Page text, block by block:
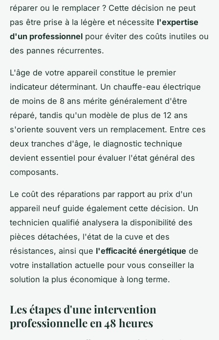
réparer ou le remplacer ? Cette décision ne peut
pas être prise à la légère et nécessite l'expertise
d'un professionnel pour éviter des coûts inutiles ou
des pannes récurrentes.
L'âge de votre appareil constitue le premier
indicateur déterminant. Un chauffe-eau électrique
de moins de 8 ans mérite généralement d'être
réparé, tandis qu'un modèle de plus de 12 ans
s'oriente souvent vers un remplacement. Entre ces
deux tranches d'âge, le diagnostic technique
devient essentiel pour évaluer l'état général des
composants.
Le coût des réparations par rapport au prix d'un
appareil neuf guide également cette décision. Un
technicien qualifié analysera la disponibilité des
pièces détachées, l'état de la cuve et des
résistances, ainsi que l'efficacité énergétique de
votre installation actuelle pour vous conseiller la
solution la plus économique à long terme.
Les étapes d'une intervention
professionnelle en 48 heures